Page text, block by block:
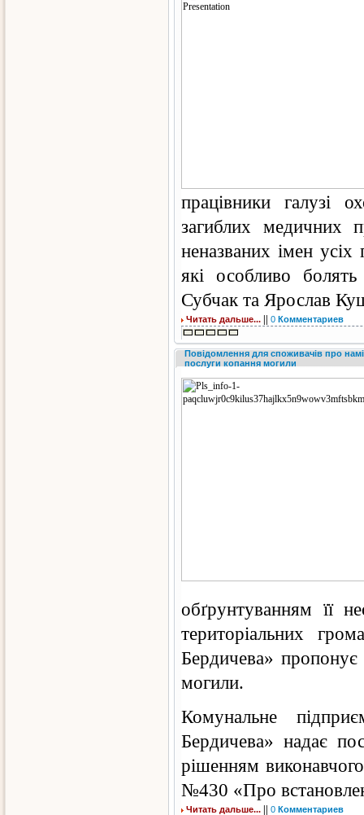
працівники галузі
загиблих медичних
неназваних імен усіх
які особливо
Субчак та Ярослав
Читать дальше... 0 Комментариев
Повідомлення для споживачів про
послуги копання могили
обґрунтуванням її
територіальних
Бердичева» пропонує
могили.
Комунальне
Бердичева» надає
рішенням
№430 «Про
Читать дальше... 0 Комментариев